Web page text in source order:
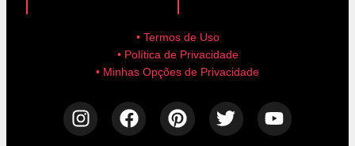
• Termos de Uso
• Política de Privacidade
• Minhas Opções de Privacidade